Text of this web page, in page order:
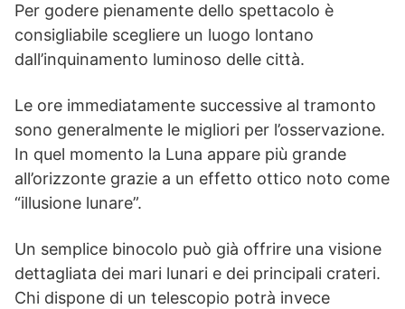
Per godere pienamente dello spettacolo è
consigliabile scegliere un luogo lontano
dall’inquinamento luminoso delle città.
Le ore immediatamente successive al tramonto
sono generalmente le migliori per l’osservazione.
In quel momento la Luna appare più grande
all’orizzonte grazie a un effetto ottico noto come
“illusione lunare”.
Un semplice binocolo può già offrire una visione
dettagliata dei mari lunari e dei principali crateri.
Chi dispone di un telescopio potrà invece